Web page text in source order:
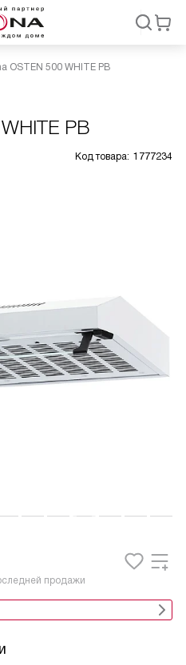
OSTEN 500 WHITE PB
PB
Код товара: 1777234
продажи